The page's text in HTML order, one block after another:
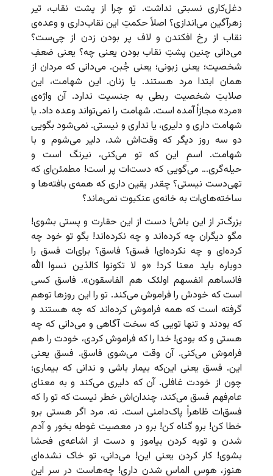
دغل‌کاری نسبتی نداشت. تو چرا از پشت نقاب، تیر
زهرآگین می‌اندازی؟ اصلاً حکمتِ این نقاب‌داری و وعده‌ی
نقاب از رخ افکندن و لاف پر بودن زدن از چی‌ست؟
می‌دانی چنین پشتِ نقاب بودن یعنی چه؟ یعنی ضعفِ
شخصیت؛ یعنی زبونی؛ یعنی جُبن. می‌دانی که مردان از
همان ابتدا مرد هستند. یا زنان. این شهامت، این
صلابتِ شخصیت ربطی به جنسیت ندارد. آن واژه‌ی
«مرد» مجازاً آمده است. شهامت را نمی‌تواند وعده داد. یا
شهامت داری و دلیری، یا نداری و نیستی. نمی‌شود بگویی
دو سه روز دیگر که وقت‌اش شد، دلیر می‌شوم و با
شهامت. اسمِ این که تو می‌کنی، نیرنگ است و
حیله‌گری… می‌گویی که دست‌ات پر است! مطمئن‌ای که
تهی‌دست نیستی؟ چقدر یقین داری که همه‌ی بافته‌ها و
ساخته‌های‌ات به خانه‌ی عنکبوت نمی‌ماند؟
بزرگ‌تر از این باش! دست از این حقارت و پستی بشوی!
مگو دیگران چه کرده‌اند و چه نکرده‌اند! بگو تو خود چه
کرده‌ای و چه نکرده‌ای! فسق؟ فاسق؟ برای‌ات فسق را
دوباره باید معنا کرد! «و لا تکونوا کالذین نسوا الله
فانساهم انفسهم اولئک هم الفاسقون». فاسق کسی
است که خودش را فراموش می‌کند. تو را این روزها توهم
گرفته است که همه فراموش کرده‌اند که چه هستند و
که بودند و تنها تویی که سخت آگاهی و می‌دانی که چه
هستی و که بودی! خدا را که فراموش کردی، خودت را هم
فراموش می‌کنی. آن وقت می‌شوی فاسق. فسق یعنی
این. فسق یعنی این‌که بیمار باشی و ندانی که بیماری؛
چون از خودت غافلی. آن که دلیری می‌کند و به معنای
عام‌فهم فسق می‌کند، چندان‌اش خطر نیست که تو را که
فسق‌ات ظاهراً پاک‌دامنی است. نه. مرد اگر هستی برو
خطا کن! برو گناه کن! برو در معصیت غوطه بخور و آدم
شدن و توبه کردن بیاموز و دست از اشاعه‌ی فحشا
بشوی! کار کردن یعنی این! می‌دانی، تو خاک نشده‌ای
هنوز، هوسِ الماس شدن داری! چه‌هاست در سرِ این